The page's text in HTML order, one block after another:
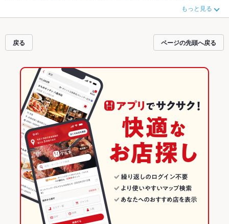
ださい。ホットペッパーグルメなら、お得なクーポンはもちろん、こだわりメ
ニューもつ鍋、肉じゃが、塩辛や季節のおすすめ料理など、お店の最新情報を
拡大中です。友達どうしの飲み会にも、会社の宴会にも、デートやパーティー
にもお得に便利にホットペッパーグルメをご利用ください。
もっと見る
戻る ページの先頭へ戻る